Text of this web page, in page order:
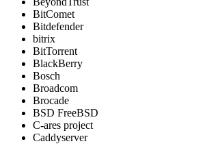
BitComet
Bitdefender
bitrix
BitTorrent
BlackBerry
Bosch
Broadcom
Brocade
BSD FreeBSD
C-ares project
Caddyserver